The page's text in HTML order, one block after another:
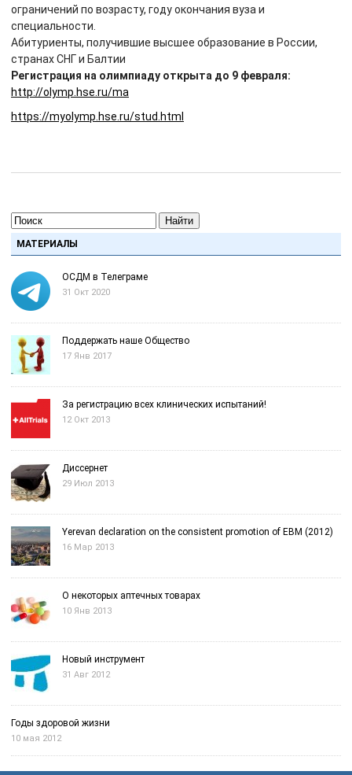
ограничений по возрасту, году окончания вуза и
специальности.
Абитуриенты, получившие высшее образование в России,
странах СНГ и Балтии
Регистрация на олимпиаду открыта до 9 февраля:
http://olymp.hse.ru/ma
https://myolymp.hse.ru/stud.html
Найти
МАТЕРИАЛЫ
ОСДМ в Телеграме
31 Окт 2020
Поддержать наше Общество
17 Янв 2017
За регистрацию всех клинических испытаний!
12 Окт 2013
Диссернет
29 Июл 2013
Yerevan declaration on the consistent promotion of EBM (2012)
16 Мар 2013
О некоторых аптечных товарах
10 Янв 2013
Новый инструмент
31 Авг 2012
Годы здоровой жизни
10 мая 2012